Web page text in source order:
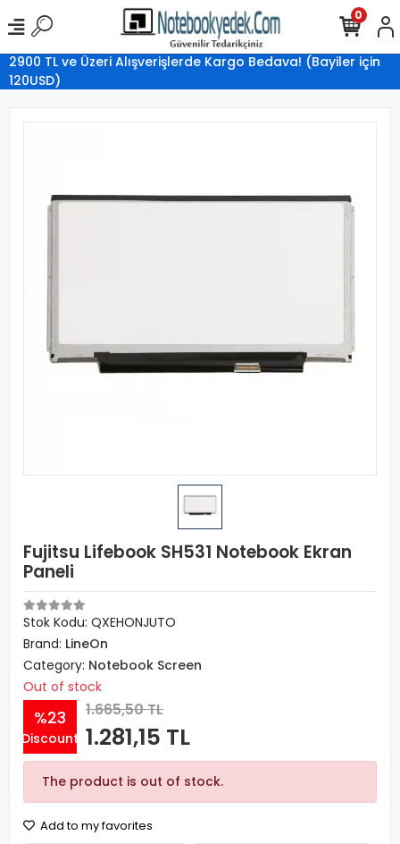
2900 TL ve Üzeri Alışverişlerde Kargo Bedava! (Bayiler için
120USD)
0
Fujitsu Lifebook SH531 Notebook Ekran
Paneli
Stok Kodu: QXEHONJUTO
Brand: LineOn
Category: Notebook Screen
Out of stock
%23
Discount
1.665,50 TL
1.281,15 TL
The product is out of stock.
Add to my favorites